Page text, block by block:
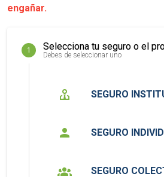
engañar.
1 Selecciona tu seguro o el
Debes de seleccionar uno
SEGURO
SEGURO
SEGURO